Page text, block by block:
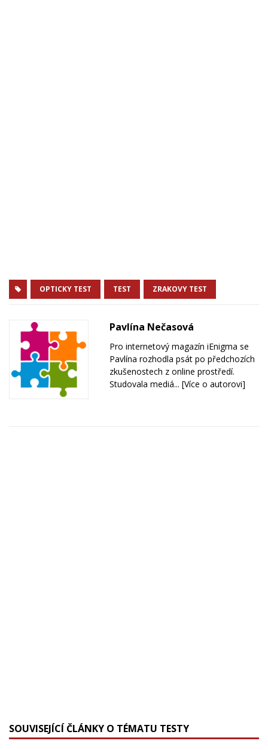
OPTICKY TEST TEST ZRAKOVY TEST
Pavlína Nečasová
Pro internetový magazín iEnigma se
Pavlína rozhodla psát po předchozích
zkušenostech z online prostředí.
Studovala mediá... [Více o autorovi]
SOUVISEJÍCÍ ČLÁNKY O TÉMATU TESTY